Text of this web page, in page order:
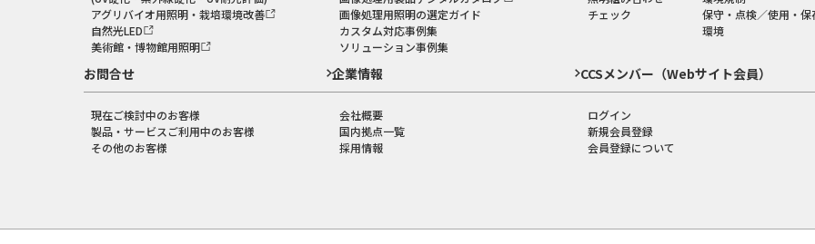
アグリバイオ用照明・栽培環境改善
自然光LED
美術館・博物館用照明
画像処理用照明の選定ガイド
カスタム対応事例集
ソリューション事例集
チェック
保守・点検／使用・保
環境
お問合せ
現在ご検討中のお客様
製品・サービスご利用中のお客様
その他のお客様
企業情報
会社概要
国内拠点一覧
採用情報
CCSメンバー（Webサイト会員）
ログイン
新規会員登録
会員登録について